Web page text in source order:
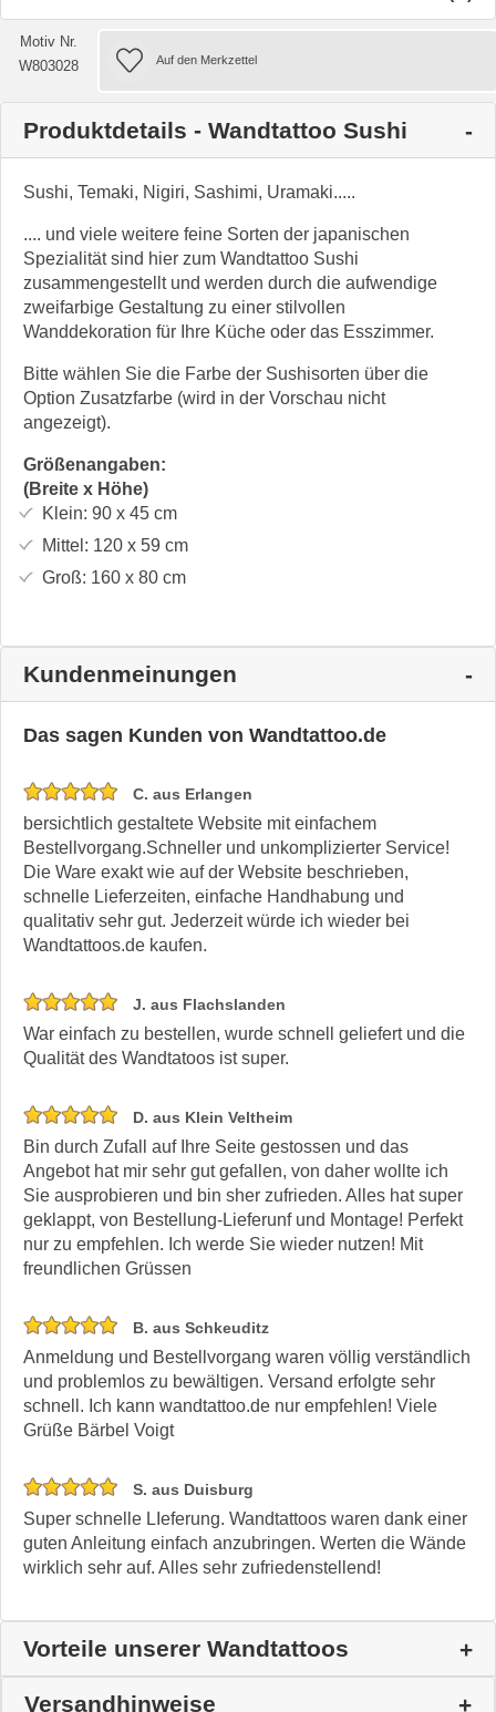
Motiv Nr.
W803028
Produktdetails - Wandtattoo Sushi
Sushi, Temaki, Nigiri, Sashimi, Uramaki.....
.... und viele weitere feine Sorten der japanischen
Spezialität sind hier zum Wandtattoo Sushi
zusammengestellt und werden durch die aufwendige
zweifarbige Gestaltung zu einer stilvollen
Wanddekoration für Ihre Küche oder das Esszimmer.
Bitte wählen Sie die Farbe der Sushisorten über die
Option Zusatzfarbe (wird in der Vorschau nicht
angezeigt).
Größenangaben:
(Breite x Höhe)
Klein: 90 x 45cm
Mittel: 120 x 59 cm
Groß: 160 x 80cm
Kundenmeinungen
Das sagen Kunden von Wandtattoo.de
C. aus Erlangen
bersichtlich gestaltete Website mit einfachem
Bestellvorgang.Schneller und unkomplizierter Service!
Die Ware exakt wie auf der Website beschrieben,
schnelle Lieferzeiten, einfache Handhabung und
qualitativ sehr gut. Jederzeit würde ich wieder bei
Wandtattoos.de kaufen.
J. aus Flachslanden
War einfach zu bestellen, wurde schnell geliefert und die
Qualität des Wandtatoos ist super.
D. aus Klein Veltheim
Bin durch Zufall auf Ihre Seite gestossen und das
Angebot hat mir sehr gut gefallen, von daher wollte ich
Sie ausprobieren und bin sher zufrieden. Alles hat super
geklappt, von Bestellung-Lieferunf und Montage! Perfekt
nur zu empfehlen. Ich werde Sie wieder nutzen! Mit
freundlichen Grüssen
B. aus Schkeuditz
Anmeldung und Bestellvorgang waren völlig verständlich
und problemlos zu bewältigen. Versand erfolgte sehr
schnell. Ich kann wandtattoo.de nur empfehlen! Viele
Grüße Bärbel Voigt
S. aus Duisburg
Super schnelle LIeferung. Wandtattoos waren dank einer
guten Anleitung einfach anzubringen. Werten die Wände
wirklich sehr auf. Alles sehr zufriedenstellend!
Vorteile unserer Wandtattoos
Versandhinweise